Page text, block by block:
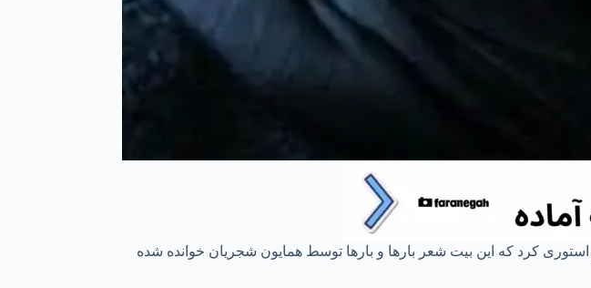
کرد که این بیت شعر بارها و بارها توسط همایون شجریان خوانده شده